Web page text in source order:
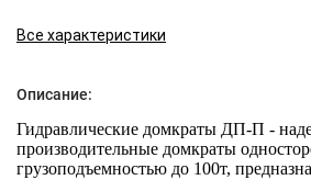
Все характеристики
Описание:
Гидравлические домкраты ДП-П -
производительные домкраты
грузоподъемностью до 100т,